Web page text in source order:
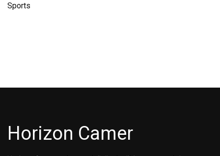
Sports
Horizon Camer